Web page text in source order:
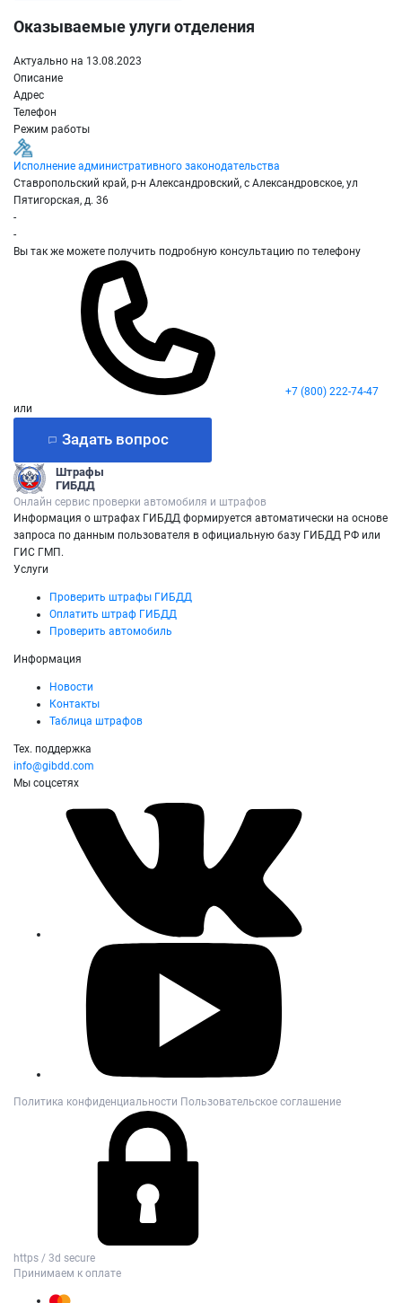
Оказываемые улуги отделения
Актуально на 13.08.2023
Описание
Адрес
Телефон
Режим работы
Исполнение административного законодательства
Ставропольский край, р-н Александровский, с Александровское, ул
Пятигорская, д. 36
-
-
Вы так же можете получить подробную консультацию по телефону
+7 (800) 222-74-47
или
Задать вопрос
Штрафы
ГИБДД
Онлайн сервис проверки автомобиля и штрафов
Информация о штрафах ГИБДД формируется автоматически на основе
запроса по данным пользователя в официальную базу ГИБДД РФ или
ГИС ГМП.
Услуги
Проверить штрафы ГИБДД
Оплатить штраф ГИБДД
Проверить автомобиль
Информация
Новости
Контакты
Таблица штрафов
Тех. поддержка
info@gibdd.com
Мы соцсетях
Политика конфиденциальности Пользовательское соглашение
https / 3d secure
Принимаем к оплате